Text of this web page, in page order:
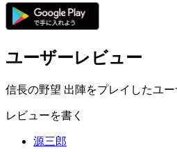
ユーザーレビュー
信長の野望 出陣をプレイしたユー
レビューを書く
源三郎